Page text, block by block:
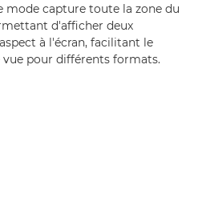
mode capture toute la zone du
d'afficher deux
à l'écran, facilitant le
vue pour différents formats.